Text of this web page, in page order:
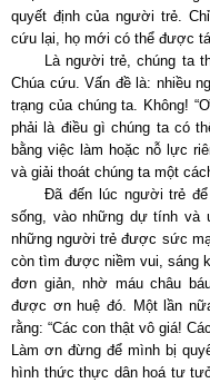
quyết định của người trẻ.
cứu lại, họ mới có thể được
Là người trẻ, chúng ta
Chúa cứu. Vấn đề là: nhiều
trạng của chúng ta. Không!
phải là điều gì chúng ta có
bằng việc làm hoặc nỗ lực
và giải thoát chúng ta một
Đã đến lúc người trẻ
sống, vào những dự tính
những người trẻ được sức
còn tìm được niềm vui, sáng
đơn giản, nhờ máu châu
được ơn huệ đó. Một lần
rằng: “Các con thật vô giá!
Làm ơn đừng để mình bị
hình thức thực dân hoá tư